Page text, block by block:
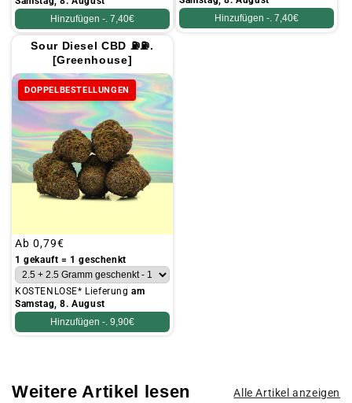
Hinzufügen -. 7,40€
Hinzufügen -. 7,40€
Sour Diesel CBD ⛽⛽.
[Greenhouse]
DOPPELBESTELLUNGEN
Üblicher
Preis
Ab 0,79€
1 gekauft = 1 geschenkt
KOSTENLOSE* Lieferungam
Samstag, 8. August
Hinzufügen -. 9,90€
Weitere Artikel lesen Alle Artikel anzeigen